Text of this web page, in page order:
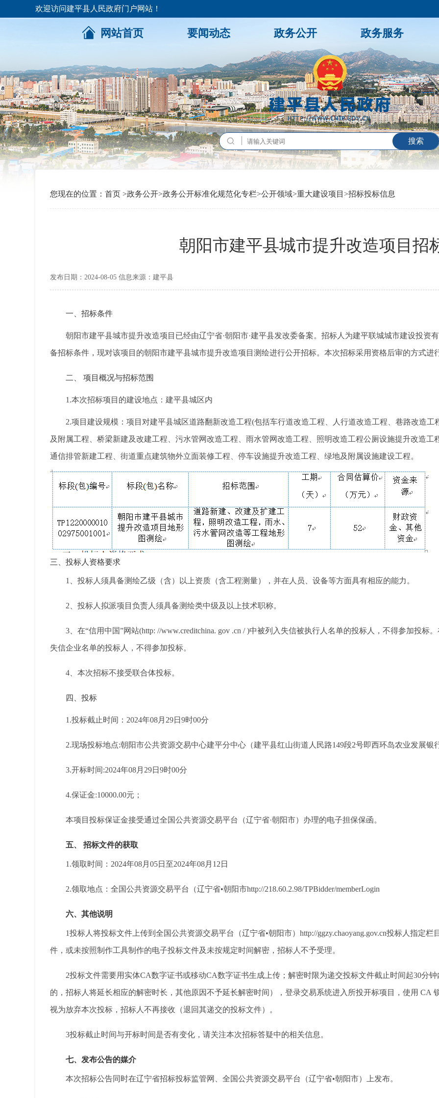
欢迎访问建平县人民政府门户网站！
网站首页 要闻动态 政务公开 政务服务
您现在的位置： 首页 >政务公开>政务公开标准化规范化专栏>公开领域>重大建设项目 >招标投标信息
朝阳市建平县城市提升改造项目招
发布日期：2024-08-05 信息来源：建平县
一、招标条件
朝阳市建平县城市提升改造项目 已经由辽宁省·朝阳市·建平县发改委备案。招标人为建平联城城市建设投资
备招标条件，现对该项目的朝阳市建平县城市提升改造项目测绘进行公开招标。本次招标采用 资格后审的方式进
二、 项目概况与招标范围
1.本次招标项目的建设地点：建平县城区内
2.项目建设规模： 项目对建平县城区道路翻新改造工程(包括车行道改造工程、人行道改造工程、巷路改造工
及附属工程、桥梁新建及改建工程、污水管网改造工程、雨水管网改造工程、照明改造工程公厕设施提升改造
通信排管新建工程、街道重点建筑物外立面装修工程、停车设施提升改造工程、绿地及附属设施建设工程。
三、投标人资格要求
1 、投标人须具备测绘乙级（含）以上资质（含工程测量）， 并在人员、设备等方面具有相应的能力 。
2 、投标人拟派项目负责人须具备测绘类中级及以上技术职称。
3 、在“信用中国”网站(http: //www.creditchina. gov .cn / )中被列入失信被执行人名单的投标人，不得参加投标
失信企业名单的投标人，不得参加投标。
4 、本次招标不接受联合体投标。
四、投标
1.投标截止时间： 2024年08月 29日 9时00分
2.现场投标地点:朝阳市公共资源交易中心建平分中心（建平县红山街道人民路149段2号即西环岛农业发展银
3.开标时间:2024年08月 29日 9时00分
4.保证金:10000.00元；
本项目投标保证金接受通过全国公共资源交易平台（辽宁省·朝阳市）办理的电子担保保函。
五、 招标文件的获取
1.领取时间： 2024年08月 05日至2024年08月 12 日
2.领取地点：全国公共资源交易平台（辽宁省•朝阳市http://218.60.2.98/TPBidder/memberLogin
六、其他说明
1投标人将投标文件上传到全国公共资源交易平台（辽宁省•朝阳市） http://ggzy.chaoyang.gov.cn投标人指定栏
件，或未按照制作工具制作的电子投标文件及未按规定时间解密，招标人不予受理。
2投标文件需要用实体CA数字证书或移动CA数字证书生成上传；解密时限为递交投标文件截止时间起30分钟
的，招标人将延长相应的解密时长，其他原因不予延长解密时间），登录交易系统进入所投开标项目，使用 CA
视为放弃本次投标，招标人不再接收（退回其递交的投标文件）。
3投标截止时间与开标时间是否有变化，请关注本次招标答疑中的相关信息。
七、发布公告的媒介
本次招标公告同时在辽宁省招标投标监管网、全国公共资源交易平台（辽宁省•朝阳市）上发布。